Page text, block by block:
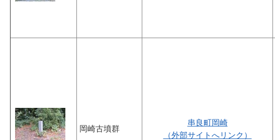
岡崎古墳群
串良町岡崎
（外部サイトへリンク）